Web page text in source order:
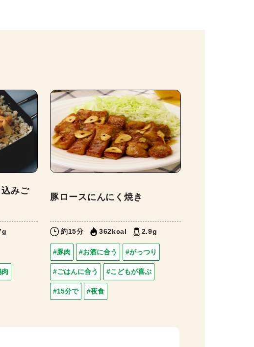
みご
肉
豚ロースにんにく焼き
約15分 362kcal 2.9g
#豚肉 #お酒に合う #がっつり
#ごはんに合う #こどもが喜ぶ
#15分で #夜食